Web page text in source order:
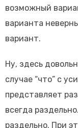
возможный
варианта
вариант.
Ну, здесь
случае “что” с
представляет
всегда
раздельно. При